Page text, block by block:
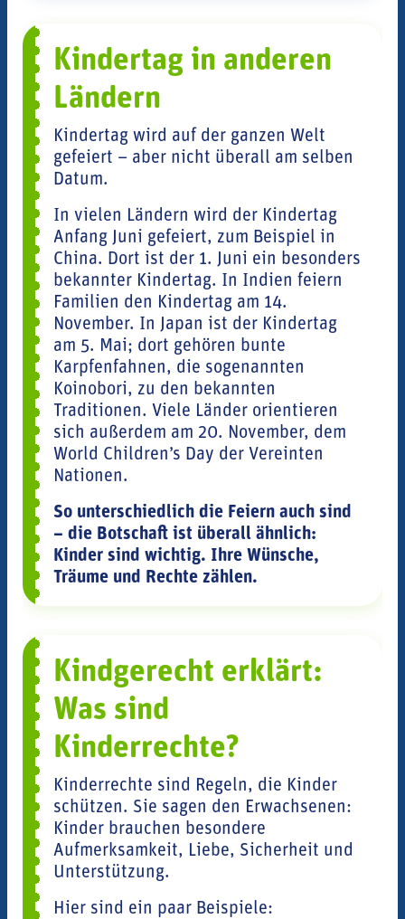
Kindertag in anderen
Ländern
Kindertag wird auf der ganzen Welt
gefeiert – aber nicht überall am selben
Datum.
In vielen Ländern wird der Kindertag
Anfang Juni gefeiert, zum Beispiel in
China. Dort ist der 1. Juni ein besonders
bekannter Kindertag. In Indien feiern
Familien den Kindertag am 14.
November. In Japan ist der Kindertag
am 5. Mai; dort gehören bunte
Karpfenfahnen, die sogenannten
Koinobori, zu den bekannten
Traditionen. Viele Länder orientieren
sich außerdem am 20. November, dem
World Children’s Day der Vereinten
Nationen.
So unterschiedlich die Feiern auch sind
– die Botschaft ist überall ähnlich:
Kinder sind wichtig. Ihre Wünsche,
Träume und Rechte zählen.
Kindgerecht erklärt:
Was sind
Kinderrechte?
Kinderrechte sind Regeln, die Kinder
schützen. Sie sagen den Erwachsenen:
Kinder brauchen besondere
Aufmerksamkeit, Liebe, Sicherheit und
Unterstützung.
Hier sind ein paar Beispiele: